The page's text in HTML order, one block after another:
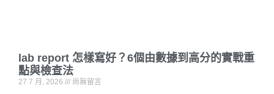
lab report 怎樣寫好？6個由數據到高分的實戰重
點與檢查法
27 7 月, 2026 尚無留言